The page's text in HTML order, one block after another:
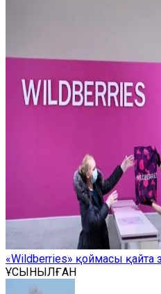
«Wildberries» қоймасы
ҰСЫНЫЛҒАН